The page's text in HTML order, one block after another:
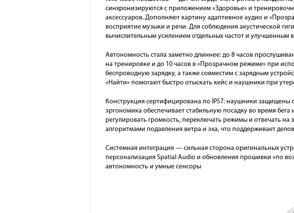
синхронизируются с приложением «Здоровье» и
аксессуаров. Дополняют картину адаптивное аудио и
восприятие музыки и речи. Для соблюдения акустической
вычислительным усилением отдельных частот и улучшенным
Автономность стала заметно длиннее: до 8 часов
на тренировке и до 10 часов в «Прозрачном режиме» при
беспроводную зарядку, а также совместим с зарядным
«Найти» помогают быстро отыскать кейс и наушники при
Конструкция сертифицирована по IP57: наушники защищены
эргономика обеспечивает стабильную посадку во время
регулировать громкость, переключать режимы и отвечать
алгоритмами подавления ветра и эха, что поддерживает
Системная интеграция — сильная сторона оригинальных
персонализация Spatial Audio и обновления прошивки «по
автономность и умные сенсоры